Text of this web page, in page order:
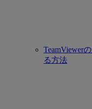
TeamViewer
る方法